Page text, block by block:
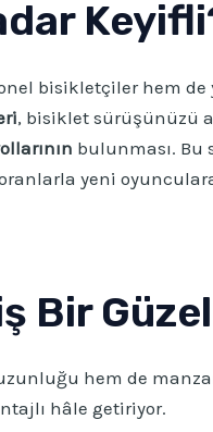
bisikletçiler hem
, bisiklet sürüşünüzü
bulunması. Bu
yeni
Bir
hem de
hâle getiriyor.